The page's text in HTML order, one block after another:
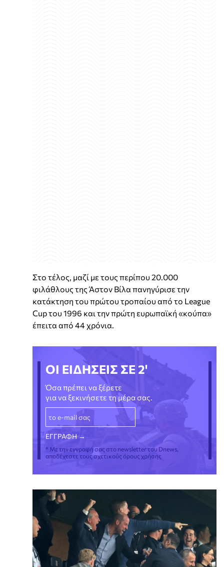
Στο τέλος, μαζί με τους περίπου 20.000
φιλάθλους της Άστον Βίλα πανηγύρισε την
κατάκτηση του πρώτου τροπαίου από το League
Cup του 1996 και την πρώτη ευρωπαϊκή «κούπα»
έπειτα από 44 χρόνια.
ΟΙ ΕΙΔΗΣΕΙΣ ΣΕ 2'
Όσα πρέπει να ξέρετε
για να ξεκινήσετε τη μέρα σας.
* Με την εγγραφή σας στο newsletter του Dnews,
αποδέχεστε τους σχετικούς όρους χρήσης